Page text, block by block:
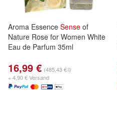
Aroma Essence Sense of
Nature Rose for Women White
Eau de Parfum 35ml
16,99 € (485,43 €/l)
+ 4,90 € Versand